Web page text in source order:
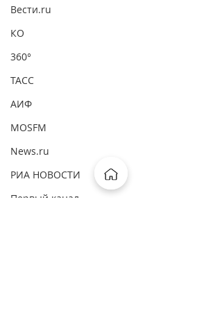
Вести.ru
КО
360°
ТАСС
АИФ
MOSFM
News.ru
РИА НОВОСТИ
Первый канал